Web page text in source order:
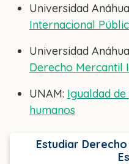
Universidad
Internacional
Universidad
Derecho Mercantil
UNAM: Igualdad
humanos
Estudiar